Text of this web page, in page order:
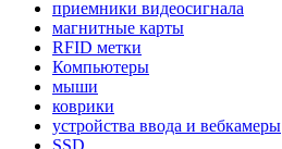
приемники видеосигнала
магнитные карты
RFID метки
Компьютеры
мыши
коврики
устройства ввода и вебкамеры
SSD